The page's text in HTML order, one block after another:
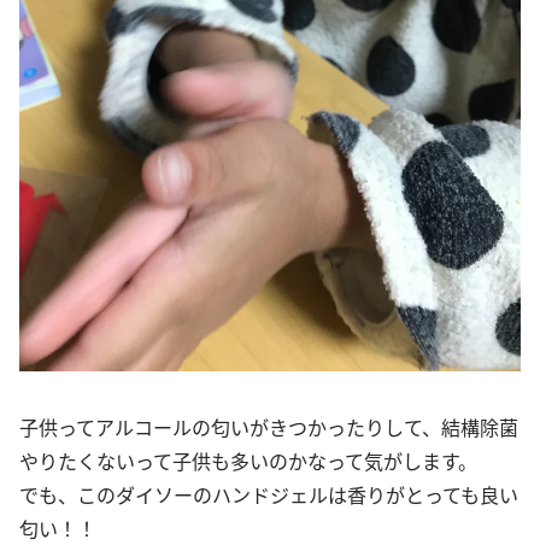
子供ってアルコールの匂いがきつかったりして、結構除菌
やりたくないって子供も多いのかなって気がします。
でも、このダイソーのハンドジェルは香りがとっても良い
匂い！！